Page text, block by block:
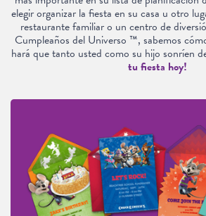
elegir organizar la fiesta en su casa u otro
restaurante familiar o un centro de
Cumpleaños del Universo ™, sabemos
hará que tanto usted como su hijo sonríen
tu fiesta hoy!